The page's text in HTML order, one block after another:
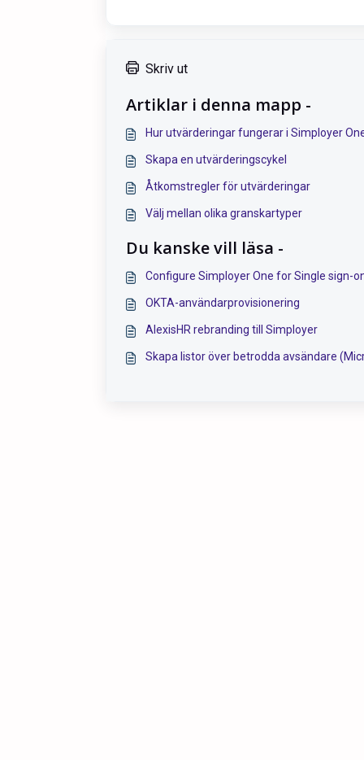
Skriv ut
Artiklar i denna mapp -
Hur utvärderingar fungerar i Simployer
Skapa en utvärderingscykel
Åtkomstregler för utvärderingar
Välj mellan olika granskartyper
Du kanske vill läsa -
Configure Simployer One for Single sign-
OKTA-användarprovisionering
AlexisHR rebranding till Simployer
Skapa listor över betrodda avsändare